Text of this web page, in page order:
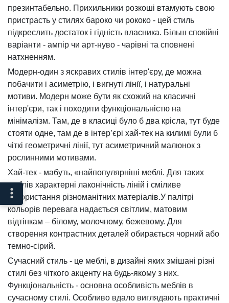
презинтабельно. Прихильники розкоші втамують свою
пристрасть у стилях бароко чи рококо - цей стиль
підкреслить достаток і гідність власника. Більш спокійні
варіанти - ампір чи арт-нуво - чарівні та сповнені
натхненням.
Модерн-один з яскравих стилів інтер'єру, де можна
побачити і асиметрію, і вигнуті лінії, і натуральні
мотиви. Модерн може бути як схожий на класичні
інтер'єри, так і походити функціональністю на
мінімалізм. Там, де в класиці було б два крісла, тут буде
стояти одне, там де в інтер’єрі хай-тек на килимі були б
чіткі геометричні лінії, тут асиметричний малюнок з
рослинними мотивами.
Хай-тек - мабуть, «найпопулярніші меблі. Для таких
меблів характерні лаконічність ліній і сміливе
використання різноманітних матеріалів.У палітрі
кольорів перевага надається світлим, матовим
відтінкам – білому, молочному, бежевому. Для
створення контрастних деталей обирається чорний або
темно-сірий.
Сучасний стиль - це меблі, в дизайні яких змішані різні
стилі без чіткого акценту на будь-якому з них.
Функціональність - основна особливість меблів в
сучасному стилі. Особливо вдало виглядають практичні